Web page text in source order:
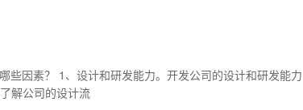
设计和研发能力
解公司的设计流